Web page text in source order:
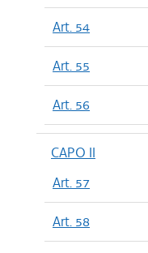
Art. 54
Art. 55
Art. 56
CAPO II
Art. 57
Art. 58